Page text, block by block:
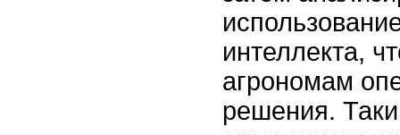
интеллекта,
агрономам
решения.